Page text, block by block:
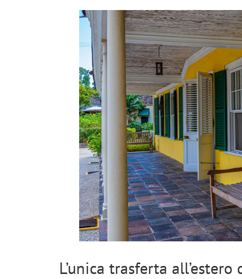
L’unica trasferta